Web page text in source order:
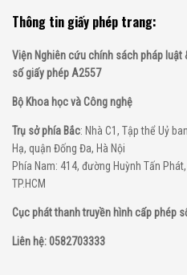
Thông tin giấy phép trang:
Viện Nghiên cứu chính sách pháp luật
số giấy phép A2557
Bộ Khoa học và Công nghệ
Trụ sở phía Bắc: Nhà C1, Tập thể Uỷ
Hạ, quận Đống Đa, Hà Nội
Phía Nam: 414, đường Huỳnh Tấn
TP.HCM
Cục phát thanh truyền hình cấp phép
Liên hệ: 0582703333